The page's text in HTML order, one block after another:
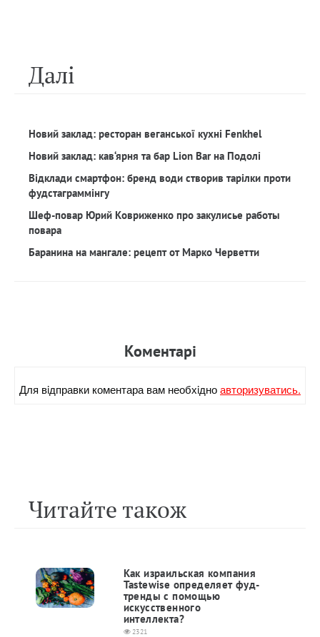
Далi
Новий заклад: ресторан веганської кухні Fenkhel
Новий заклад: кав‘ярня та бар Lion Bar на Подолі
Відклади смартфон: бренд води створив тарілки проти
фудстаграммінгу
Шеф-повар Юрий Ковриженко про закулисье работы
повара
Баранина на мангале: рецепт от Марко Черветти
Коментарi
Для вiдправки коментара вам необхiдноавторизуватись.
Читайте також
Как израильская компания
Tastewise определяет фуд-
тренды с помощью
искусственного
интеллекта?
2321